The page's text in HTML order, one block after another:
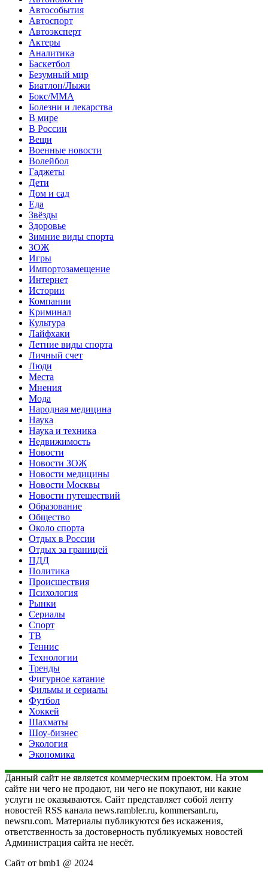
Автособытия
Автоспорт
Автоэксперт
Актеры
Аналитика
Баскетбол
Безумный мир
Биатлон/Лыжи
Бокс/MMA
Болезни и лекарства
В мире
В России
Вещи
Военные новости
Волейбол
Гаджеты
Дети
Дом и сад
Еда
Звёзды
Здоровье
Зимние виды спорта
ЗОЖ
Игры
Импортозамещение
Интернет
Истории
Компании
Криминал
Культура
Лайфхаки
Летние виды спорта
Личный счет
Люди
Места
Мнения
Мода
Народная медицина
Наука
Наука и техника
Недвижимость
Новости
Новости ЗОЖ
Новости медицины
Новости Москвы
Новости путешествий
Образование
Общество
Около спорта
Отдых в России
Отдых за границей
ПДД
Политика
Происшествия
Психология
Рынки
Сериалы
Спорт
ТВ
Теннис
Технологии
Тренды
Фигурное катание
Фильмы и сериалы
Футбол
Хоккей
Шахматы
Шоу-бизнес
Экология
Экономика
Данный сайт не является коммерческим проектом. На этом
сайте ни чего не продают, ни чего не покупают, ни какие
услуги не оказываются. Сайт представляет собой ленту
новостей RSS канала news.rambler.ru, kommersant.ru,
newsru.com. Материалы публикуются без искажения,
ответственность за достоверность публикуемых новостей
Администрация сайта не несёт.
Сайт от bmb1 @ 2024